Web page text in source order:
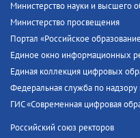
Министерство науки и высшего
Министерство просвещения
Портал «Российское
Единое окно информационных
Единая коллекция цифровых
Федеральная служба по надзору
ГИС «Современная цифровая
Российский союз ректоров